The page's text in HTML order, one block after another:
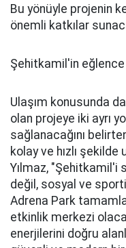
Bu yönüyle projenin
önemli katkılar
Şehitkamil'in
Ulaşım konusunda
olan projeye iki ayrı
sağlanacağını
kolay ve hızlı
Yılmaz, "Şehitkamil'i
değil, sosyal ve
Adrena Park
etkinlik merkezi
enerjilerini doğru